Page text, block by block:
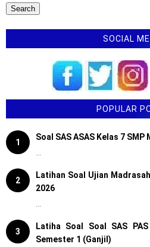
SOCIAL
POPULAR
1
Soal SAS ASAS Kelas 7
...
2
Latihan Soal Ujian
2026
...
3
Latiha Soal Soal SAS
Semester 1 (Ganjil)